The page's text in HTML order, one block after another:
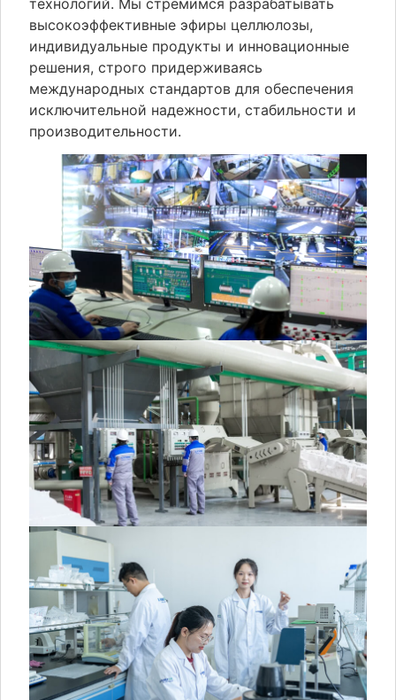
высокоэффективные эфиры целлюлозы,
индивидуальные продукты и инновационные
решения, строго придерживаясь
международных стандартов для обеспечения
исключительной надежности, стабильности и
производительности.